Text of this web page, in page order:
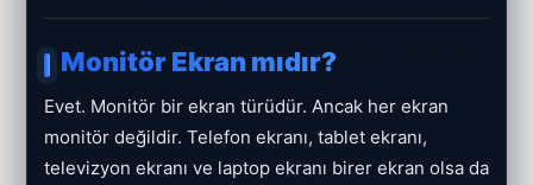
Monitör Ekran mıdır?
Evet. Monitör bir ekran türüdür. Ancak her ekran
monitör değildir. Telefon ekranı, tablet ekranı,
televizyon ekranı ve laptop ekranı birer ekran olsa da